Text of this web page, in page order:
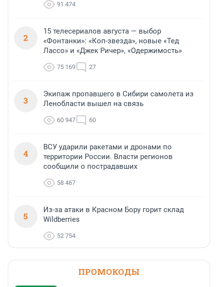
91 474
2
15 телесериалов августа — выбор
«Фонтанки»: «Коп-звезда», новые «Тед
Лассо» и «Джек Ричер», «Одержимость»
75 169 27
3
Экипаж пропавшего в Сибири самолета из
Ленобласти вышел на связь
60 947 60
4
ВСУ ударили ракетами и дронами по
территории России. Власти регионов
сообщили о пострадавших
58 467
5
Из-за атаки в Красном Бору горит склад
Wildberries
52 754
ПРОМОКОДЫ